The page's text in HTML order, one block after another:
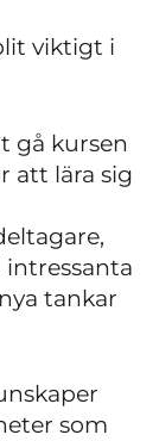
viktigt i
gå kursen
att lära sig
tankar
som